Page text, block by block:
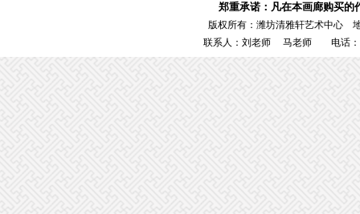
郑重承诺：凡在本画廊购买的
版权所有：潍坊清雅轩艺术中心
联系人：刘老师 马老师 电话